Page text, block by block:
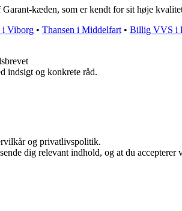
kæden, som er kendt for sit høje
Viborg • Thansen i Middelfart • Billig VVS i
indsigt og konkrete råd.
og privatlivspolitik.
dig relevant indhold, og at du